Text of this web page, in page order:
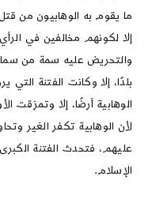
ما يقوم به الوهابيون من
إلا لكونهم مخالفين في
والتحريض عليه سمة من
بلدًا، إلا وكانت الفتنة التي
الوهابية أرضًا، إلا وتمزقت
لأن الوهابية تكفر الغير
عليهم، فتحدث الفتنة
الإسلام.